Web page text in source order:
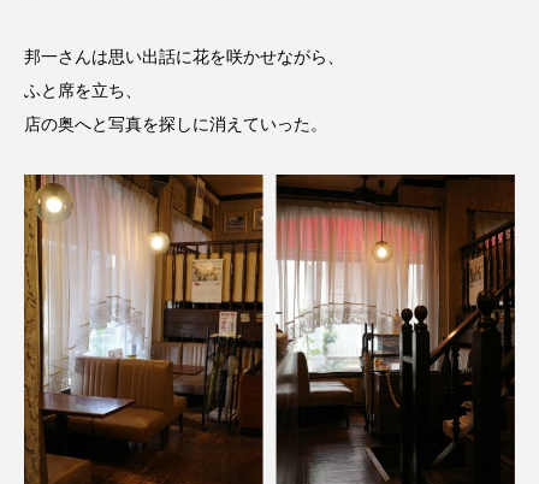
邦一さんは思い出話に花を咲かせながら、
ふと席を立ち、
店の奥へと写真を探しに消えていった。